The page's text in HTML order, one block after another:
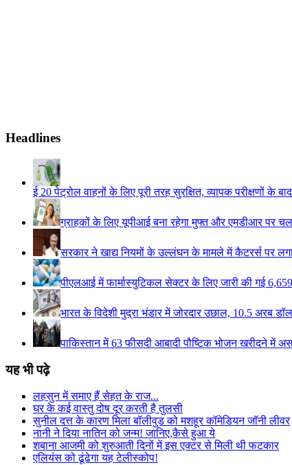
Headlines
ई 20 पेट्रोल वाहनों के लिए पूरी तरह सुरक्षित, व्यापक परीक्षणों के
ग्राहकों के लिए यूपीआई बना रहेगा मुफ्त और एमडीआर पर चल
सरकार ने खाद्य नियमों के उल्लंघन के मामले में कैटरर्स पर
पीएलआई में फार्मास्युटिकल सेक्टर के लिए जारी की गई
भारत के विदेशी मुद्रा भंडार में जोरदार उछाल, 10.5 अरब
पाकिस्तान में 63 फीसदी आबादी पौष्टिक भोजन खरीदने में
यह भी पढ़े
लहसुन में समाए हैं सेहत के राज...
घर के कई वास्तु दोष दूर करती है तुलसी
सुनील दत्त के कारण मिला बॉलीवुड को मशहूर कॉमेडियन जॉनी लीवर
नानी ने दिया नातिन को जन्म! जानिए,कैसे हुआ ये
शबाना आजमी को शुरुआती दिनों में इस एक्टर से मिली थी फटकार
एलियंस को ढूंढेगा यह टेलीस्कोप!